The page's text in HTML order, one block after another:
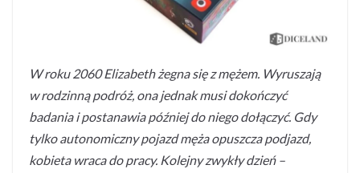
W roku 2060 Elizabeth żegna się z mężem. Wyruszają
w rodzinną podróż, ona jednak musi dokończyć
badania i postanawia później do niego dołączyć. Gdy
tylko autonomiczny pojazd męża opuszcza podjazd,
kobieta wraca do pracy. Kolejny zwykły dzień –